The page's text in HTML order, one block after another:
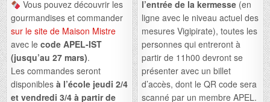
l’entrée de la kermesse (en
ligne avec le niveau actuel des
mesures Vigipirate), toutes les
personnes qui entreront à
partir de 11h00 devront se
présenter avec un billet
d’accès, dont le QR code sera
scanné par un membre APEL.
Vous pouvez découvrir les
gourmandises et commander
sur le site de Maison Mistre
avec lecode APEL-IST
(jusqu’au 27 mars).
Les commandes seront
disponiblesà l’école jeudi 2/4
et vendredi 3/4 à partir de